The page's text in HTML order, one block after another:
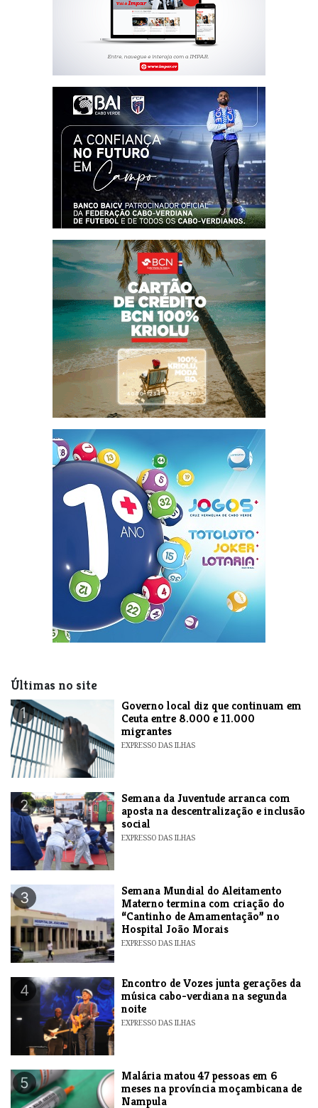
Últimas no site
1
​Governo local diz que continuam em
Ceuta entre 8.000 e 11.000
migrantes
EXPRESSO DAS ILHAS
2
Semana da Juventude arranca com
aposta na descentralização e inclusão
social
EXPRESSO DAS ILHAS
3
Semana Mundial do Aleitamento
Materno termina com criação do
“Cantinho de Amamentação” no
Hospital João Morais
EXPRESSO DAS ILHAS
4
Encontro de Vozes junta gerações da
música cabo-verdiana na segunda
noite
EXPRESSO DAS ILHAS
5
​Malária matou 47 pessoas em 6
meses na província moçambicana de
Nampula